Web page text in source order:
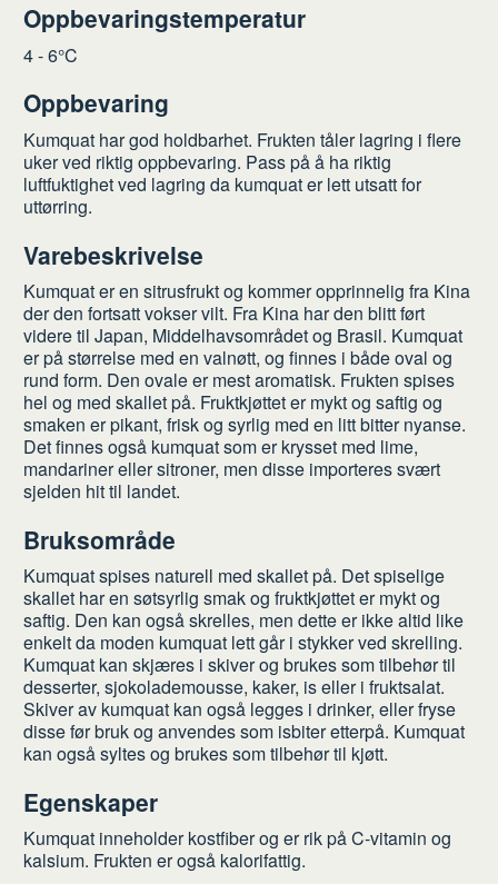
Oppbevaringstemperatur
4 - 6°C
Oppbevaring
Kumquat har god holdbarhet. Frukten tåler lagring i flere
uker ved riktig oppbevaring. Pass på å ha riktig
luftfuktighet ved lagring da kumquat er lett utsatt for
uttørring.
Varebeskrivelse
Kumquat er en sitrusfrukt og kommer opprinnelig fra Kina
der den fortsatt vokser vilt. Fra Kina har den blitt ført
videre til Japan, Middelhavsområdet og Brasil. Kumquat
er på størrelse med en valnøtt, og finnes i både oval og
rund form. Den ovale er mest aromatisk. Frukten spises
hel og med skallet på. Fruktkjøttet er mykt og saftig og
smaken er pikant, frisk og syrlig med en litt bitter nyanse.
Det finnes også kumquat som er krysset med lime,
mandariner eller sitroner, men disse importeres svært
sjelden hit til landet.
Bruksområde
Kumquat spises naturell med skallet på. Det spiselige
skallet har en søtsyrlig smak og fruktkjøttet er mykt og
saftig. Den kan også skrelles, men dette er ikke altid like
enkelt da moden kumquat lett går i stykker ved skrelling.
Kumquat kan skjæres i skiver og brukes som tilbehør til
desserter, sjokolademousse, kaker, is eller i fruktsalat.
Skiver av kumquat kan også legges i drinker, eller fryse
disse før bruk og anvendes som isbiter etterpå. Kumquat
kan også syltes og brukes som tilbehør til kjøtt.
Egenskaper
Kumquat inneholder kostfiber og er rik på C-vitamin og
kalsium. Frukten er også kalorifattig.